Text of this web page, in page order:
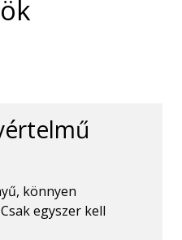
könnyen
egyszer kell